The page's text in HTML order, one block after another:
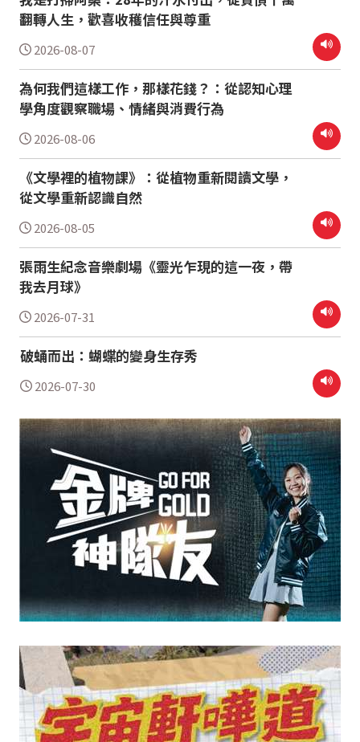
翻轉人生，歡喜收穫信任與尊重
2026-08-07
為何我們這樣工作，那樣花錢？：從認知心理
學角度觀察職場、情緒與消費行為
2026-08-06
《文學裡的植物課》：從植物重新閱讀文學，
從文學重新認識自然
2026-08-05
張雨生紀念音樂劇場《靈光乍現的這一夜，帶
我去月球》
2026-07-31
破蛹而出：蝴蝶的變身生存秀
2026-07-30